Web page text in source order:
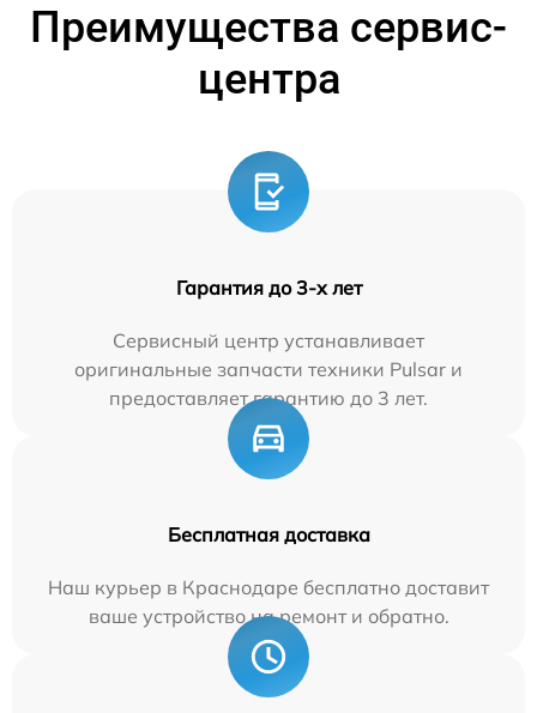
Преимущества сервис-
центра
Гарантия до 3-х лет
Сервисный центр устанавливает
оригинальные запчасти техники Pulsar и
предоставляет гарантию до 3 лет.
Бесплатная доставка
Наш курьер в Краснодаре бесплатно доставит
ваше устройство на ремонт и обратно.